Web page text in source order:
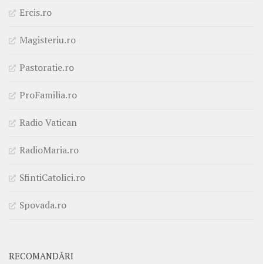
Ercis.ro
Magisteriu.ro
Pastoratie.ro
ProFamilia.ro
Radio Vatican
RadioMaria.ro
SfintiCatolici.ro
Spovada.ro
RECOMANDĂRI